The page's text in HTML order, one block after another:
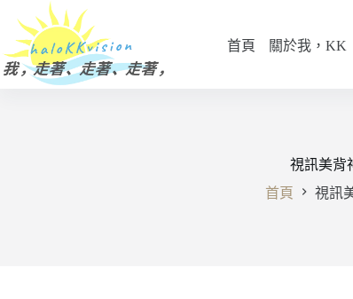
主
要
首頁 關於我，KK
視訊美背
首頁
視訊